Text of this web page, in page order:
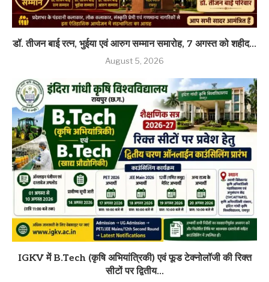
डॉ. तीजन बाई रत्न, भुईया एवं आरुग सम्मान समारोह, 7 अगस्त को शहीद...
August 5, 2026
IGKV में B.Tech (कृषि अभियांत्रिकी) एवं फूड टेक्नोलॉजी की रिक्त
सीटों पर द्वितीय...